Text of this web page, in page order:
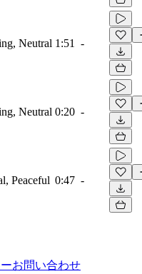
Neutral 1:51 -
Neutral 0:20 -
Peaceful 0:47 -
お問い合わせ